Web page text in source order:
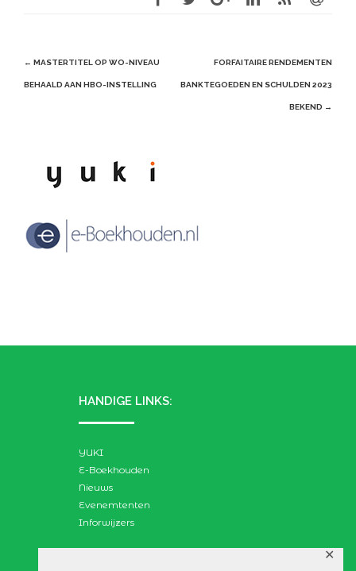
✕
Post
navigation
← MASTERTITEL OP WO-NIVEAU
BEHAALD AAN HBO-INSTELLING
FORFAITAIRE RENDEMENTEN
BANKTEGOEDEN EN SCHULDEN 2023
BEKEND →
HANDIGE LINKS:
YUKI
E-Boekhouden
Nieuws
Evenemtenten
Inforwijzers